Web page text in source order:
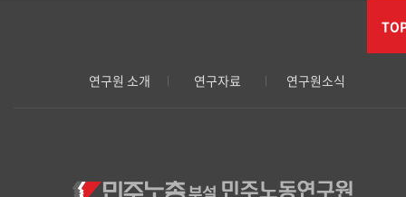
연구원 소개 연구자료 연구원소식